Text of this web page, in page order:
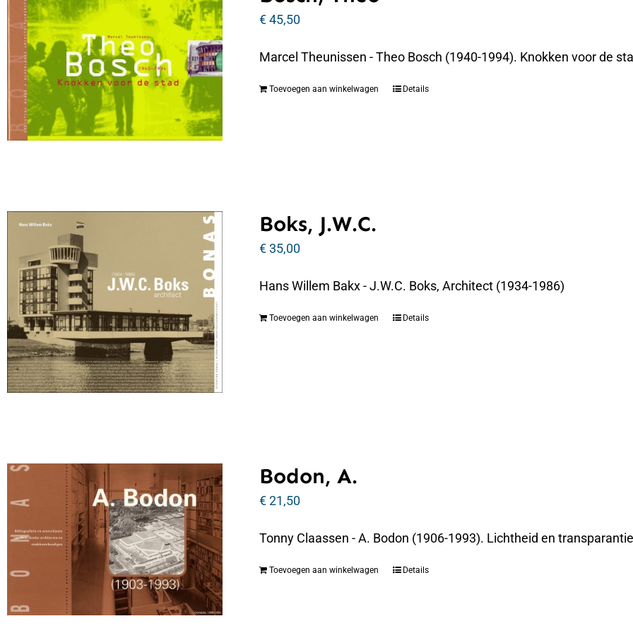
€45,50
Marcel Theunissen - Theo Bosch (1940-1994). Knokken voor de
Toevoegen aan winkelwagen Details
Boks, J.W.C.
€35,00
Hans Willem Bakx - J.W.C. Boks, Architect (1934-1986)
Toevoegen aan winkelwagen Details
Bodon, A.
€21,50
Tonny Claassen - A. Bodon (1906-1993). Lichtheid en
Toevoegen aan winkelwagen Details